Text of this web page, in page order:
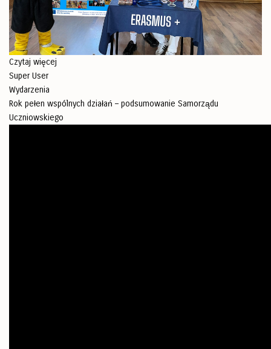
Czytaj więcej
Super User
Wydarzenia
Rok pełen wspólnych działań – podsumowanie Samorządu
Uczniowskiego